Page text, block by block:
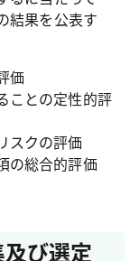
結果を公表す
価
ことの定性的評
スクの評価
の総合的評価
び選定